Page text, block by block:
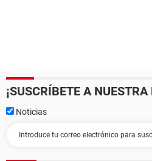
¡SUSCRÍBETE A
Noticias